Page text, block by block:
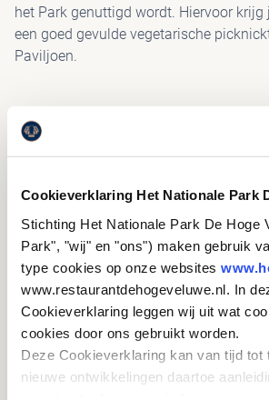
Cookieverklaring Het Nationale Park
Stichting Het Nationale Park De Hoge
Park", "wij" en "ons") maken gebruik
type cookies op onze websites
www.restaurantdehogeveluwe.nl. In
Cookieverklaring leggen wij uit wat
cookies door ons gebruikt worden.
Deze Cookieverklaring kan van tijd tot
nieuwe ontwikkelingen daartoe
het Park genuttigd wordt. Hiervoor krijg
een goed gevulde vegetarische
Paviljoen.
HANDIG OM TE
Wij raden je aan om rekening te
en voor onderweg eventueel wat
snack mee te nemen.
Reserveren is verplicht.